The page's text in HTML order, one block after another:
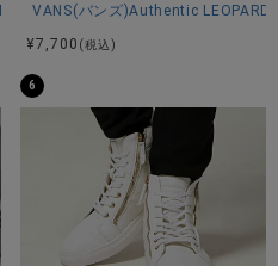
全1色
VANS(バンズ)Authentic
¥7,700 (税込)
6